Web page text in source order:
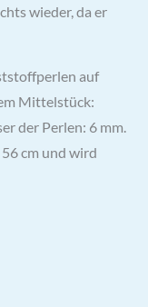
wieder, da er
auf
Mittelstück:
der Perlen: 6 mm.
cm und wird